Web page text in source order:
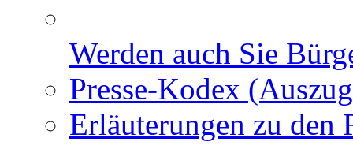
Werden auch Sie
Presse-Kodex
Erläuterungen zu den